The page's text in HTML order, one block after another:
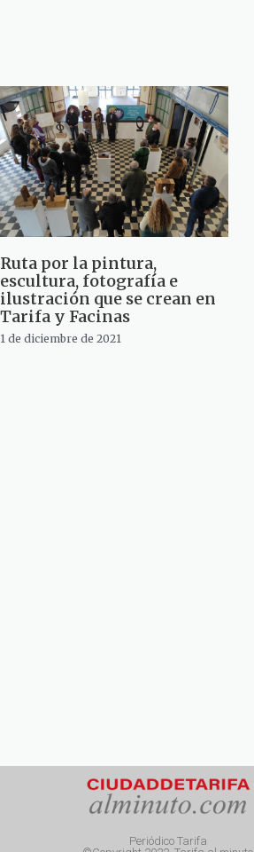
Ruta por la pintura,
escultura, fotografía e
ilustración que se crean en
Tarifa y Facinas
1 de diciembre de 2021
Periódico Tarifa